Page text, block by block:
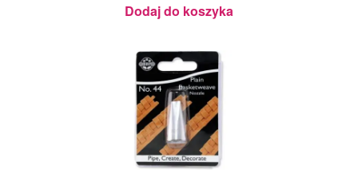
Dodaj do koszyka